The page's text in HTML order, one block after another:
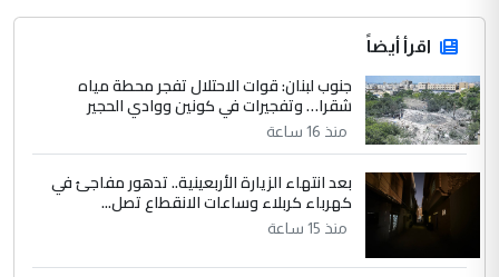
اقرأ أيضاً
جنوب لبنان: قوات الاحتلال تفجر محطة مياه
شقرا… وتفجيرات في كونين ووادي الحجير
منذ 16 ساعة
بعد انتهاء الزيارة الأربعينية.. تدهور مفاجئ في
كهرباء كربلاء وساعات الانقطاع تصل...
منذ 15 ساعة